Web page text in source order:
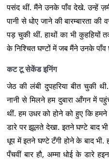
पसंद थीं. मैंने उनके पाँव देखे. उन्हें
पानी से धोए जाने की बारम्बारता
पड़ चुकी थीं. हाथों का भी कुहहियों
के निश्चित घण्टों में जब मैंने उनके
कट टू सेकेंड इनिंग
जेठ की लंबी दुपहरिया बीत चुकी
नानी से मिलने हम दुबारा आँगन में
थीं. हम उधर को होने को हुए कि
डारे पर झूलते देखा. इतने घण्टे बाद
धूप में इतने घण्टे टँगी होने के बाद भी.
पँचवीं बार हौ, अम्मा धोई के डारे